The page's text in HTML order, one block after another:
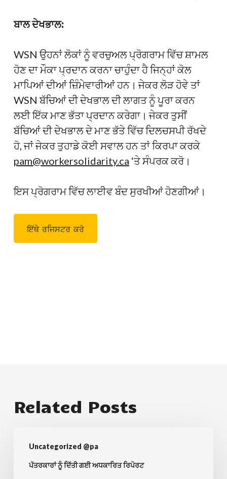
ਬਾਲ ਦੇਖਭਾਲ:
WSN ਉਹਨਾਂ ਲੋਕਾਂ ਨੂੰ ਵਰਚੁਅਲ ਪ੍ਰੋਗਰਾਮ ਵਿੱਚ ਸ਼ਾਮਲ
ਹੋਣ ਦਾ ਮੌਕਾ ਪ੍ਰਦਾਨ ਕਰਨਾ ਚਾਹੁੰਦਾ ਹੈ ਜਿਨ੍ਹਾਂ ਕੋਲ
ਮਾਪਿਆਂ ਦੀਆਂ ਜ਼ਿੰਮੇਵਾਰੀਆਂ ਹਨ। ਜੇਕਰ ਲੋੜ ਹੋਵੇ ਤਾਂ
WSN ਬੱਚਿਆਂ ਦੀ ਦੇਖਭਾਲ ਦੀ ਲਾਗਤ ਨੂੰ ਪੂਰਾ ਕਰਨ
ਲਈ ਇੱਕ ਮਾਣ ਭੱਤਾ ਪ੍ਰਦਾਨ ਕਰੇਗਾ। ਜੇਕਰ ਤੁਸੀਂ
ਬੱਚਿਆਂ ਦੀ ਦੇਖਭਾਲ ਦੇ ਮਾਣ ਭੱਤੇ ਵਿੱਚ ਦਿਲਚਸਪੀ ਰੱਖਦੇ
ਹੋ, ਜਾਂ ਜੇਕਰ ਤੁਹਾਡੇ ਕੋਈ ਸਵਾਲ ਹਨ ਤਾਂ ਕਿਰਪਾ ਕਰਕੇ
pam@workersolidarity.ca ‘ਤੇ ਸੰਪਰਕ ਕਰੋ।
ਇਸ ਪ੍ਰੋਗਰਾਮ ਵਿੱਚ ਲਾਈਵ ਬੰਦ ਸੁਰਖੀਆਂ ਹੋਣਗੀਆਂ।
ਇੱਥੇ ਰਜਿਸਟਰ ਕਰੋ
Related Posts
Uncategorized @pa
ਪੱਤਰਕਾਰਾਂ ਨੂੰ ਦਿੱਤੀ ਗਈ ਅਧਕਾਰਿਤ ਰਿਪੋਰਟ
ਸਰਕਾਰ
ਲਈ